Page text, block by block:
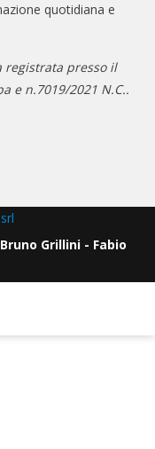
quotidiana e
registrata presso il
e n.7019/2021 N.C..
Bruno Grillini - Fabio